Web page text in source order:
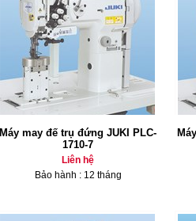
Máy may đế trụ đứng JUKI PLC-
1710-7
Liên hệ
Bảo hành : 12 tháng